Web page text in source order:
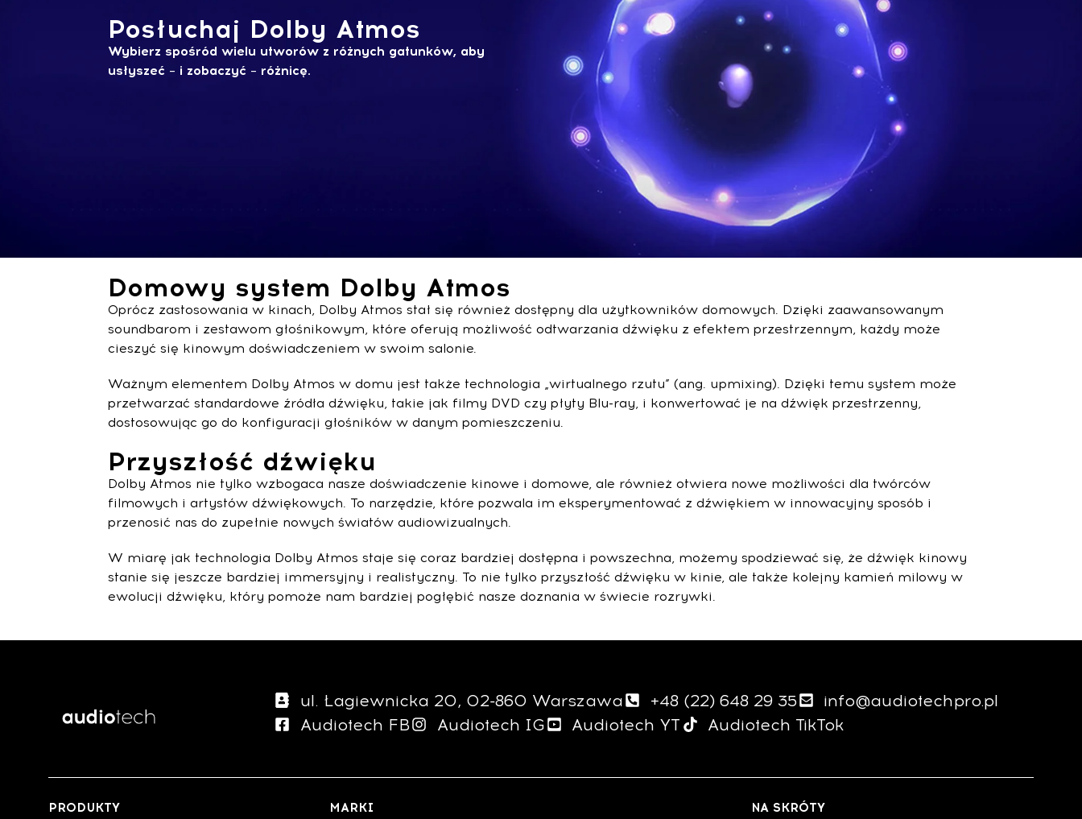
Posłuchaj Dolby Atmos
Wybierz spośród wielu utworów z różnych gatunków, aby
usłyszeć – i zobaczyć – różnicę.
Domowy system Dolby Atmos
Oprócz zastosowania w kinach, Dolby Atmos stał się również dostępny dla użytkowników domowych. Dzięki zaawansowanym
soundbarom i zestawom głośnikowym, które oferują możliwość odtwarzania dźwięku z efektem przestrzennym, każdy może
cieszyć się kinowym doświadczeniem w swoim salonie.
Ważnym elementem Dolby Atmos w domu jest także technologia „wirtualnego rzutu” (ang. upmixing). Dzięki temu system może
przetwarzać standardowe źródła dźwięku, takie jak filmy DVD czy płyty Blu-ray, i konwertować je na dźwięk przestrzenny,
dostosowując go do konfiguracji głośników w danym pomieszczeniu.
Przyszłość dźwięku
Dolby Atmos nie tylko wzbogaca nasze doświadczenie kinowe i domowe, ale również otwiera nowe możliwości dla twórców
filmowych i artystów dźwiękowych. To narzędzie, które pozwala im eksperymentować z dźwiękiem w innowacyjny sposób i
przenosić nas do zupełnie nowych światów audiowizualnych.
W miarę jak technologia Dolby Atmos staje się coraz bardziej dostępna i powszechna, możemy spodziewać się, że dźwięk kinowy
stanie się jeszcze bardziej immersyjny i realistyczny. To nie tylko przyszłość dźwięku w kinie, ale także kolejny kamień milowy w
ewolucji dźwięku, który pomoże nam bardziej pogłębić nasze doznania w świecie rozrywki.
ul. Łagiewnicka 20, 02-860 Warszawa +48 (22) 648 29 35
info@audiotechpro.pl
Audiotech FB
Audiotech IG Audiotech YT Audiotech TikTok
PRODUKTY MARKI NA SKRÓTY